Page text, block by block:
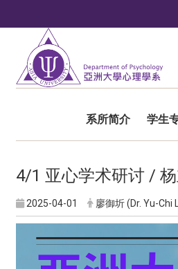
系所简介
学生
4/1 亚心学术研讨 /
2025-04-01 廖御圻 (Dr. Yu-Chi